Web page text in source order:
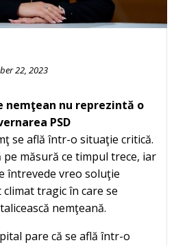
22, 2023
nemţean nu reprezintă o
PSD
se află într-o situaţie critică.
măsură ce timpul trece, iar
întrevede vreo soluţie
tragic în care se
nemţeană.
pare că se află într-o